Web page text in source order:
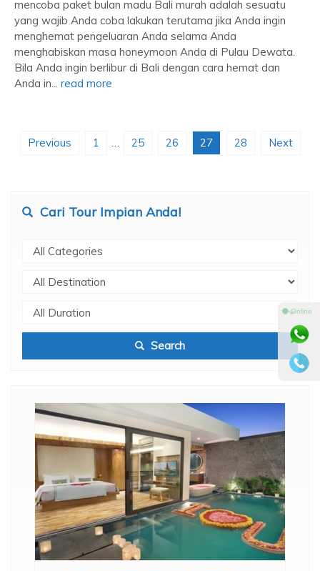
mencoba paket bulan madu Bali murah adalah sesuatu
yang wajib Anda coba lakukan terutama jika Anda ingin
menghemat pengeluaran Anda selama Anda
menghabiskan masa honeymoon Anda di Pulau Dewata.
Bila Anda ingin berlibur di Bali dengan cara hemat dan
Anda in... read more
Previous 1 … 25 26 27 28 Next
Cari Tour Impian Anda!
Search
⚫ Online